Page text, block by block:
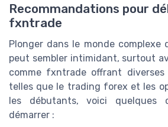
Recommandations pour
fxntrade
Plonger dans le monde complexe
peut sembler intimidant, surtout
comme fxntrade offrant
telles que le trading forex et les
les débutants, voici quelques
démarrer :